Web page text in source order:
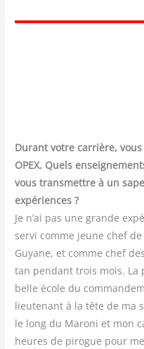
Durant votre car­rière,
OPEX. Quels
vous trans­mettre à un
expé­riences ?
Je n’ai pas une grande
ser­vi comme jeune chef
Guyane, et comme chef
tan pen­dant trois mois. La
belle école du
lieu­te­nant à la tête de ma
le long du Maro­ni et mon
heures de pirogue pour